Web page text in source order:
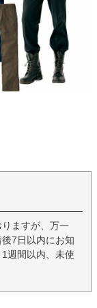
ますが、万一
7日以内にお知
週間以内、未使